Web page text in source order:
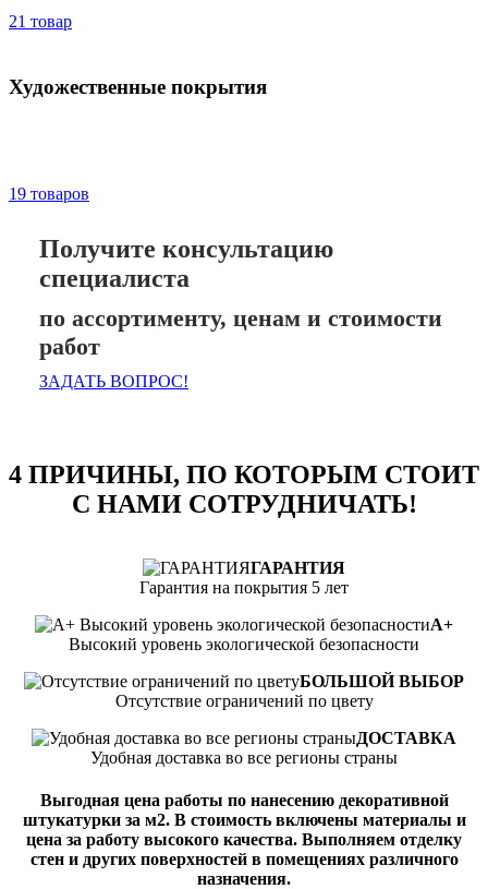
21 товар
Художественные покрытия
19 товаров
Получите консультацию
специалиста
по ассортименту, ценам и стоимости
работ
ЗАДАТЬ ВОПРОС!
4 ПРИЧИНЫ, ПО КОТОРЫМ СТОИТ
С НАМИ СОТРУДНИЧАТЬ!
ГАРАНТИЯ
Гарантия на покрытия 5 лет
А+
Высокий уровень экологической безопасности
БОЛЬШОЙ ВЫБОР
Отсутствие ограничений по цвету
ДОСТАВКА
Удобная доставка во все регионы страны
Выгодная цена работы по нанесению декоративной
штукатурки за м2. В стоимость включены материалы и
цена за работу высокого качества. Выполняем отделку
стен и других поверхностей в помещениях различного
назначения.